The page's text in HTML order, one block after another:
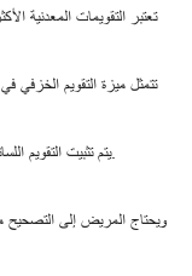
تعتبر التقويمات المعدنية
تتمثل ميزة التقويم الخزفي
يتم تثبيت التقويم اللساني على السطح الداخلي للسن ويستخدم في الحالات الخفيفة نسبيا.